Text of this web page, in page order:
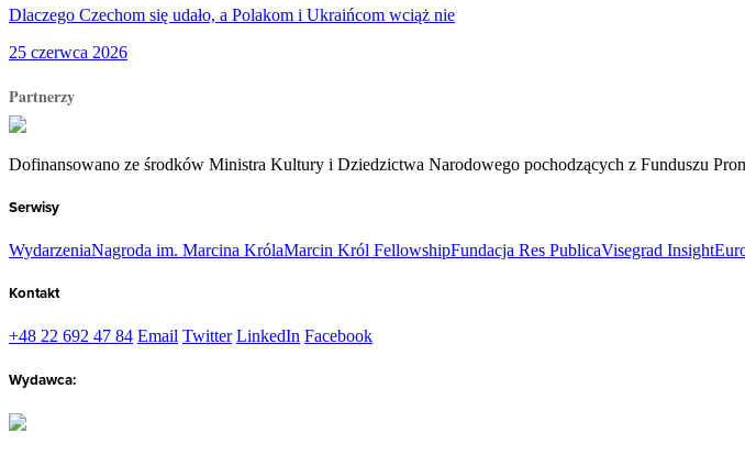
Dlaczego Czechom się udało, a Polakom i Ukraińcom wciąż nie
25 czerwca 2026
Partnerzy
Dofinansowano ze środków Ministra Kultury i Dziedzictwa Narodowego pochodzących z Funduszu
Serwisy
WydarzeniaNagroda im. Marcina KrólaMarcin Król FellowshipFundacja Res PublicaVisegrad Insight
Kontakt
+48 22 692 47 84 Email Twitter LinkedIn Facebook
Wydawca: